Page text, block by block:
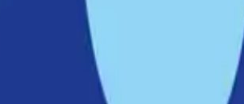
får en ny roll som en levande
arbete för att stärka Nackas identitet som
till Gungviken frigör vi plats för en
i att skapa en levande och attraktiv miljö.